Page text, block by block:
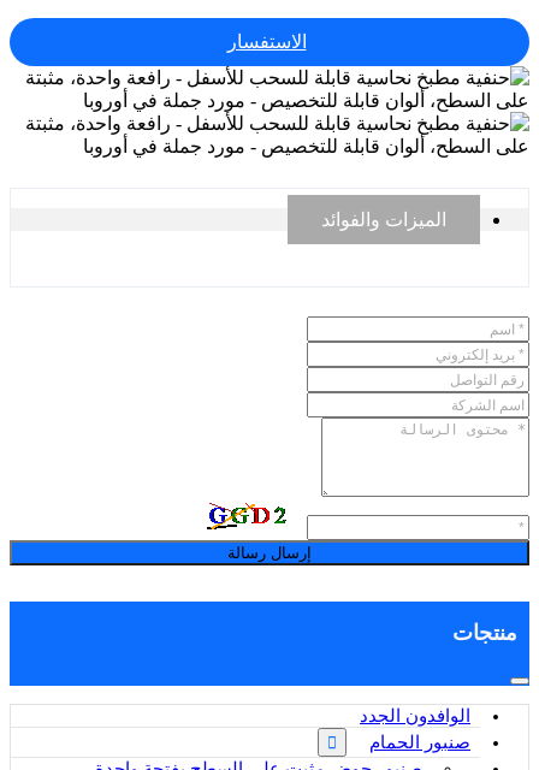
الاستفسار
الميزات والفوائد
إرسال رسالة
منتجات
الوافدون الجدد
صنبور الحمام